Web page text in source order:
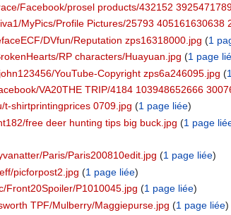
Facebook/prosel products/432152
MyPics/Profile Pictures/25793 405161630638
DVfun/Reputation zps16318000.jpg ‏‎ (1
RP characters/Huayuan.jpg ‏‎ (1 page
YouTube-Copyright zps6a246095.jpg ‏‎ (
VA20THE TRIP/4184 103948652666
t-shirtprintingprices 0709.jpg ‏‎ (1 page liée)
free deer hunting tips big buck.jpg ‏‎ (1 page
Paris/Paris200810edit.jpg ‏‎ (1 page liée)
picforpost2.jpg ‏‎ (1 page liée)
Front20Spoiler/P1010045.jpg ‏‎ (1 page liée)
TPF/Mulberry/Maggiepurse.jpg ‏‎ (1 page liée)